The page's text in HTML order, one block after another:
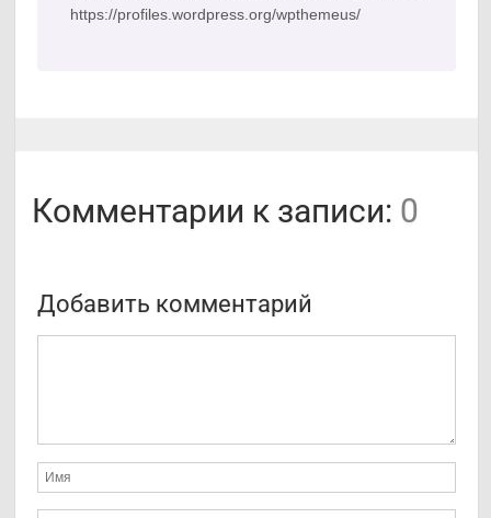
https://profiles.wordpress.org/wpthemeus/
Комментарии к записи: 0
Добавить комментарий